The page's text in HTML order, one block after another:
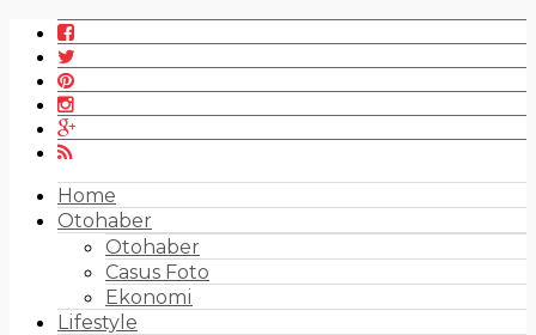
Home
Otohaber
Otohaber
Casus Foto
Ekonomi
Lifestyle